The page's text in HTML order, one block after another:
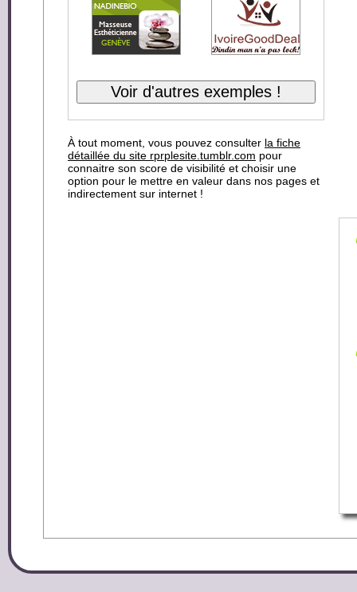
À tout moment, vous pouvez consulter la fiche
détaillée du site rprplesite.tumblr.com pour
connaitre son score de visibilité et choisir une
option pour le mettre en valeur dans nos pages et
indirectement sur internet !